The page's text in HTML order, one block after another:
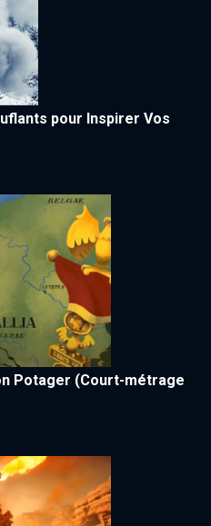
pour Inspirer Vos
Potager (Court-métrage